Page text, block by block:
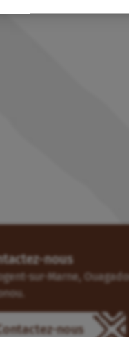
nous
sur-Marne,
nous